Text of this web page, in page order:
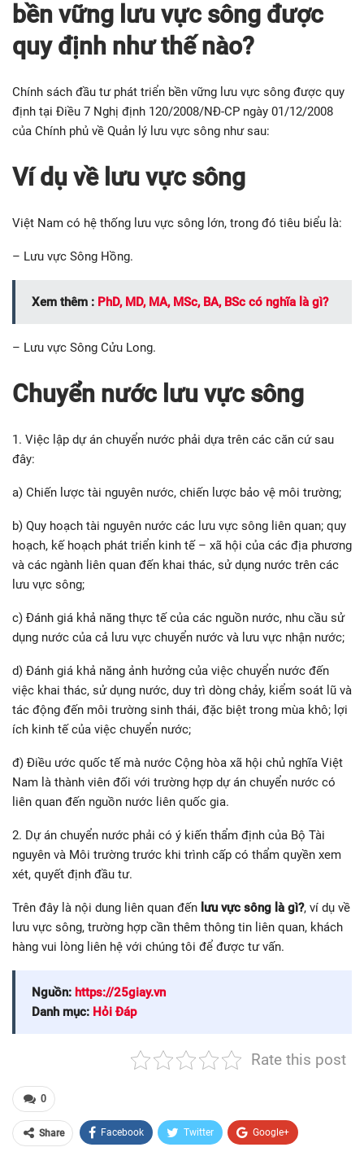
bền vững lưu vực sông được
quy định như thế nào?
Chính sách đầu tư phát triển bền vững lưu vực sông được quy
định tại Điều 7 Nghị định 120/2008/NĐ-CP ngày 01/12/2008
của Chính phủ về Quản lý lưu vực sông như sau:
Ví dụ về lưu vực sông
Việt Nam có hệ thống lưu vực sông lớn, trong đó tiêu biểu là:
– Lưu vực Sông Hồng.
Xem thêm : PhD, MD, MA, MSc, BA, BSc có nghĩa là gì?
– Lưu vực Sông Cửu Long.
Chuyển nước lưu vực sông
1. Việc lập dự án chuyển nước phải dựa trên các căn cứ sau
đây:
a) Chiến lược tài nguyên nước, chiến lược bảo vệ môi trường;
b) Quy hoạch tài nguyên nước các lưu vực sông liên quan; quy
hoạch, kế hoạch phát triển kinh tế – xã hội của các địa phương
và các ngành liên quan đến khai thác, sử dụng nước trên các
lưu vực sông;
c) Đánh giá khả năng thực tế của các nguồn nước, nhu cầu sử
dụng nước của cả lưu vực chuyển nước và lưu vực nhận nước;
d) Đánh giá khả năng ảnh hưởng của việc chuyển nước đến
việc khai thác, sử dụng nước, duy trì dòng chảy, kiểm soát lũ và
tác động đến môi trường sinh thái, đặc biệt trong mùa khô; lợi
ích kinh tế của việc chuyển nước;
đ) Điều ước quốc tế mà nước Cộng hòa xã hội chủ nghĩa Việt
Nam là thành viên đối với trường hợp dự án chuyển nước có
liên quan đến nguồn nước liên quốc gia.
2. Dự án chuyển nước phải có ý kiến thẩm định của Bộ Tài
nguyên và Môi trường trước khi trình cấp có thẩm quyền xem
xét, quyết định đầu tư.
Trên đây là nội dung liên quan đến lưu vực sông là gì?, ví dụ về
lưu vực sông, trường hợp cần thêm thông tin liên quan, khách
hàng vui lòng liên hệ với chúng tôi để được tư vấn.
Nguồn: https://25giay.vn
Danh mục: Hỏi Đáp
Rate this post
0
Share Facebook Twitter Google+